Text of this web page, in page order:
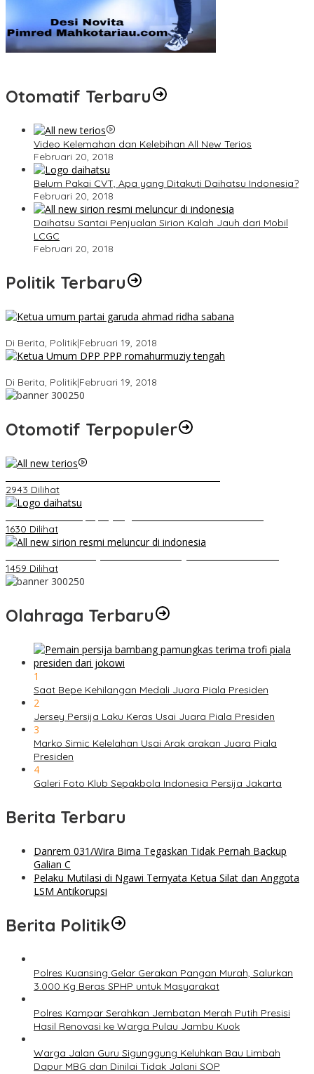
Otomatif Terbaru
Video Kelemahan dan Kelebihan All New Terios
Februari 20, 2018
Belum Pakai CVT, Apa yang Ditakuti Daihatsu Indonesia?
Februari 20, 2018
Daihatsu Santai Penjualan Sirion Kalah Jauh dari Mobil
LCGC
Februari 20, 2018
Politik Terbaru
Di Berita, Politik|Februari 19, 2018
Di Berita, Politik|Februari 19, 2018
Otomotif Terpopuler
2943 Dilihat
1630 Dilihat
1459 Dilihat
Olahraga Terbaru
1
Saat Bepe Kehilangan Medali Juara Piala Presiden
2
Jersey Persija Laku Keras Usai Juara Piala Presiden
3
Marko Simic Kelelahan Usai Arak arakan Juara Piala
Presiden
4
Galeri Foto Klub Sepakbola Indonesia Persija Jakarta
Berita Terbaru
Danrem 031/Wira Bima Tegaskan Tidak Pernah Backup
Galian C
Pelaku Mutilasi di Ngawi Ternyata Ketua Silat dan Anggota
LSM Antikorupsi
Berita Politik
Polres Kuansing Gelar Gerakan Pangan Murah, Salurkan
3.000 Kg Beras SPHP untuk Masyarakat
Polres Kampar Serahkan Jembatan Merah Putih Presisi
Hasil Renovasi ke Warga Pulau Jambu Kuok
Warga Jalan Guru Sigunggung Keluhkan Bau Limbah
Dapur MBG dan Dinilai Tidak Jalani SOP